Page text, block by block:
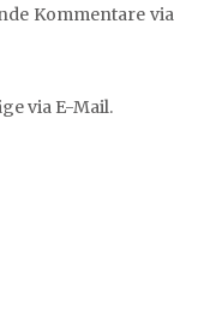
Kommentare via
via E-Mail.